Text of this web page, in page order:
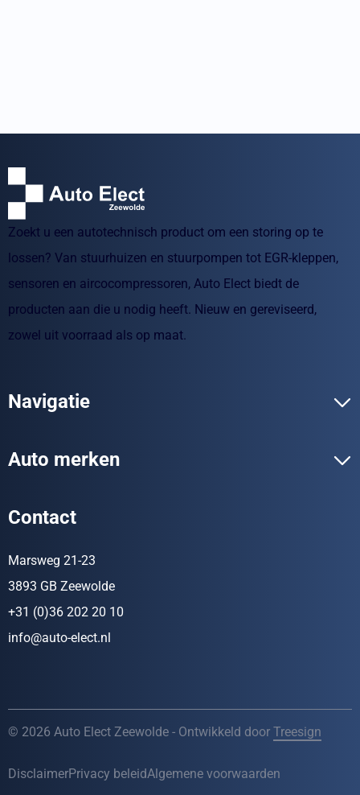
Zoekt u een autotechnisch product om een storing op te
lossen? Van stuurhuizen en stuurpompen tot EGR-kleppen,
sensoren en aircocompressoren, Auto Elect biedt de
producten aan die u nodig heeft. Nieuw en gereviseerd,
zowel uit voorraad als op maat.
Navigatie
Auto merken
Contact
Marsweg 21-23
3893 GB Zeewolde
+31 (0)36 202 20 10
info@auto-elect.nl
© 2026 Auto Elect Zeewolde - Ontwikkeld door Treesign
DisclaimerPrivacy beleidAlgemene voorwaarden